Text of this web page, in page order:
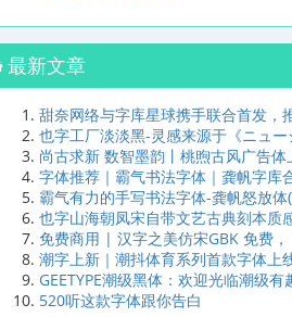
最新文章
甜奈网络与字库星球携手联合首发，
也字工厂淡淡黑-灵感来源于《ニュー
尚古求新 数智墨韵丨桃煦古风广告体
字体推荐｜霸气书法字体｜龚帆字库
霸气有力的手写书法字体-龚帆怒放体
也字山海朝凤宋自带文艺古典刻本质
免费商用 | 汉字之美仿宋GBK 免费，
潮字上新｜潮抖体育系列首款字体上
GEETYPE潮级黑体：欢迎光临潮级有
520听这款字体跟你告白